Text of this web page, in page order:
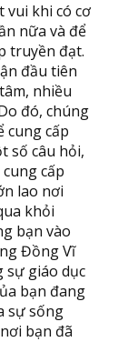
vui khi có cơ
nữa và để
truyền đạt.
đầu tiên
nhiều
đó, chúng
cung cấp
số câu hỏi,
cấp
lao nơi
khỏi
bạn vào
Đồng Vĩ
sự giáo dục
bạn đang
sự sống
bạn đã